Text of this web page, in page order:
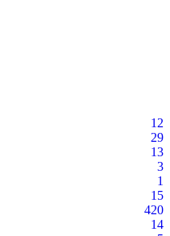
12
29
13
3
1
15
420
14